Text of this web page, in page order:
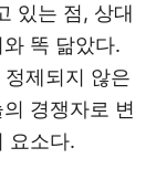
있는 점, 상대
똑 닮았다.
제되지 않은
경쟁자로 변
요소다.